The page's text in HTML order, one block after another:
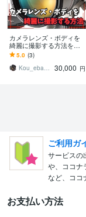
カメラレンズ・ボディを
綺麗に撮影する方法を教
えます 重要！！綺麗に商
品を撮影してライバルセ
ラーとの差別化を図ろう
5.0 (3)
Kou_ebayカメラ輸出
30,000 円
ご利用ガ
サービスの
や、ココナ
など、ココ
お支払い方法